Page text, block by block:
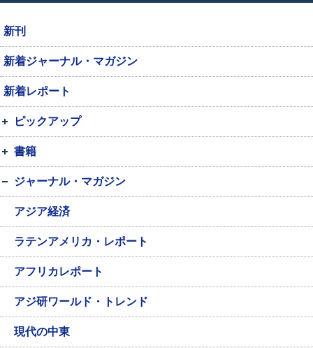
新刊
新着ジャーナル・マガジン
新着レポート
ピックアップ
書籍
ジャーナル・マガジン
アジア経済
ラテンアメリカ・レポート
アフリカレポート
アジ研ワールド・トレンド
現代の中東